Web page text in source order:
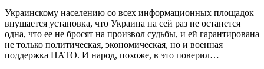
Украинскому населению со всех информационных площадок
внушается установка, что Украина на сей раз не останется
одна, что ее не бросят на произвол судьбы, и ей гарантирована
не только политическая, экономическая, но и военная
поддержка НАТО. И народ, похоже, в это поверил…